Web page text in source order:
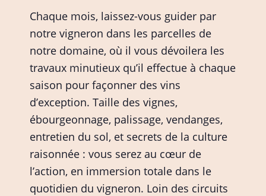
Chaque mois, laissez-vous guider par
notre vigneron dans les parcelles de
notre domaine, où il vous dévoilera les
travaux minutieux qu’il effectue à chaque
saison pour façonner des vins
d’exception. Taille des vignes,
ébourgeonnage, palissage, vendanges,
entretien du sol, et secrets de la culture
raisonnée : vous serez au cœur de
l’action, en immersion totale dans le
quotidien du vigneron. Loin des circuits